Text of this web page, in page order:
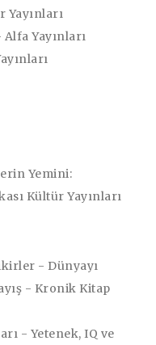
Yayınları
Yayınları
Yemini:
Kültür Yayınları
- Dünyayı
- Kronik Kitap
- Yetenek, IQ ve